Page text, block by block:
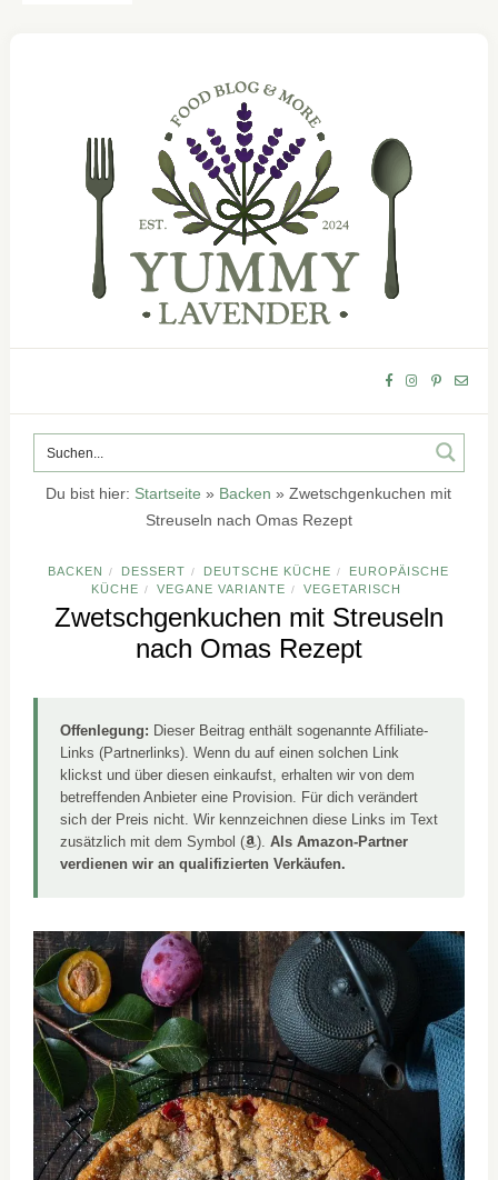
Du bist hier: Startseite » Backen »Zwetschgenkuchen mit
Streuseln nach Omas Rezept
BACKEN / DESSERT / DEUTSCHE KÜCHE /
EUROPÄISCHE
KÜCHE / VEGANE VARIANTE / VEGETARISCH
Zwetschgenkuchen mit Streuseln
nach Omas Rezept
Offenlegung: Dieser Beitrag enthält sogenannte Affiliate-
Links (Partnerlinks). Wenn du auf einen solchen Link
klickst und über diesen einkaufst, erhalten wir von dem
betreffenden Anbieter eine Provision. Für dich verändert
sich der Preis nicht. Wir kennzeichnen diese Links im Text
zusätzlich mit dem Symbol (
).Als Amazon-Partner
verdienen wir an qualifizierten Verkäufen.